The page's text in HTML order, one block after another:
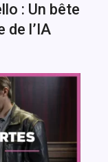
: Un bête
de l’IA